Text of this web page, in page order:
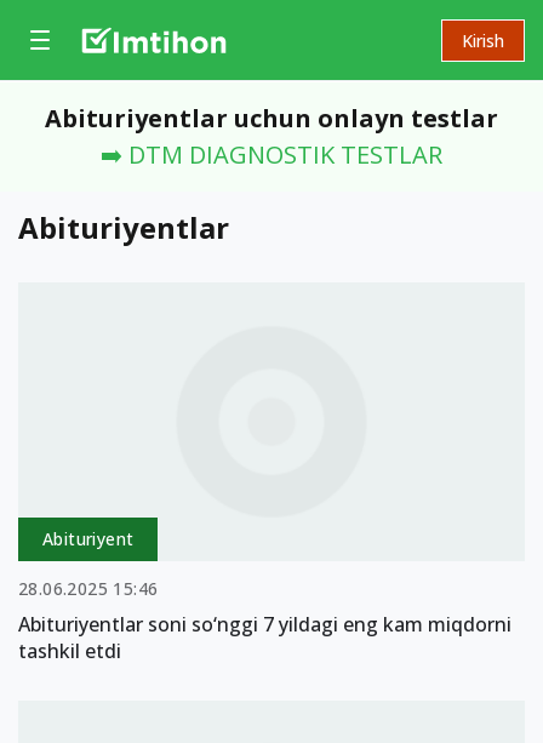
Kirish
Abituriyentlar uchun onlayn testlar
➡️ DTM DIAGNOSTIK TESTLAR
Abituriyentlar
Abituriyent
28.06.2025 15:46
Abituriyentlar soni so‘nggi 7 yildagi eng kam miqdorni
tashkil etdi